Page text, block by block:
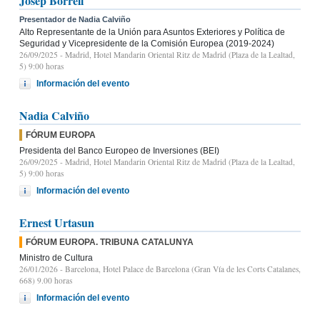
Presentador de Nadia Calviño
Alto Representante de la Unión para Asuntos Exteriores y Política de
Seguridad y Vicepresidente de la Comisión Europea (2019-2024)
26/09/2025 - Madrid, Hotel Mandarin Oriental Ritz de Madrid (Plaza de la Lealtad,
5) 9:00 horas
Información del evento
Nadia Calviño
FÓRUM EUROPA
Presidenta del Banco Europeo de Inversiones (BEI)
26/09/2025 - Madrid, Hotel Mandarin Oriental Ritz de Madrid (Plaza de la Lealtad,
5) 9:00 horas
Información del evento
Ernest Urtasun
FÓRUM EUROPA. TRIBUNA CATALUNYA
Ministro de Cultura
26/01/2026 - Barcelona, Hotel Palace de Barcelona (Gran Vía de les Corts Catalanes,
668) 9.00 horas
Información del evento